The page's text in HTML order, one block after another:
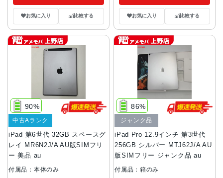
お気に入り 比較する お気に入り 比較する
iPad 第6世代 32GB スペースグ
レイ MR6N2J/A AU版SIMフリ
ー 美品 au
90%
中古Aランク
付属品：本体のみ
iPad Pro 12.9インチ 第3世代
256GB シルバー MTJ62J/A AU
版SIMフリー ジャンク品 au
86%
ジャンク品
付属品：箱のみ